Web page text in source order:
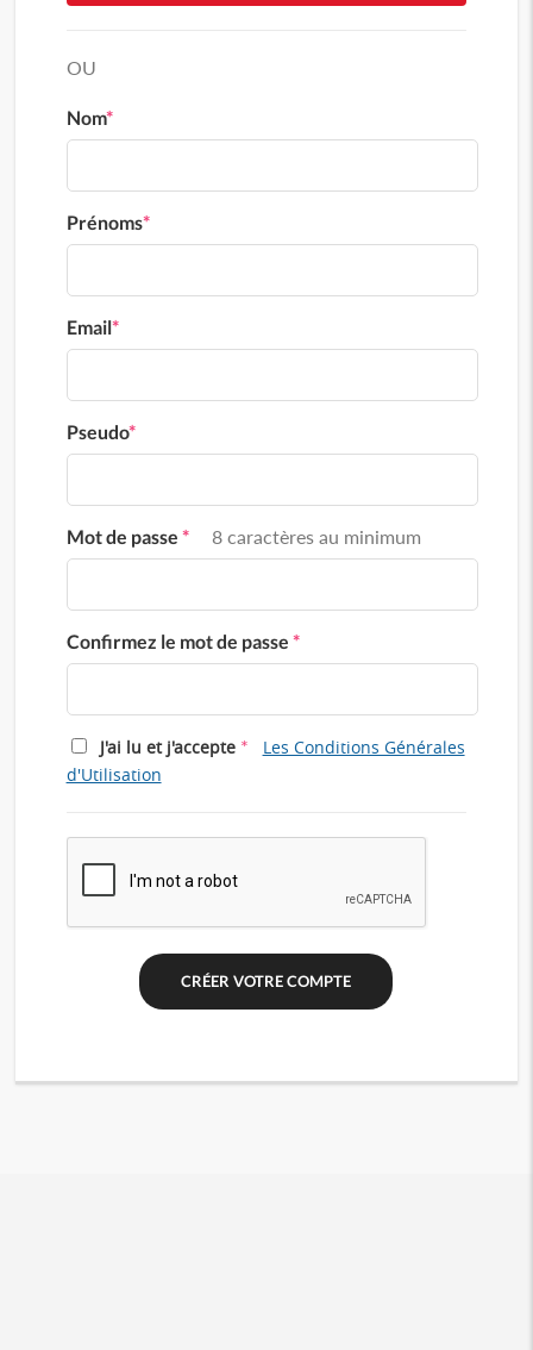
OU
Nom*
Prénoms*
Email*
Pseudo*
Mot de passe * 8 caractères au minimum
Confirmez le mot de passe *
J'ai lu et j'accepte *
Les Conditions Générales
d'Utilisation